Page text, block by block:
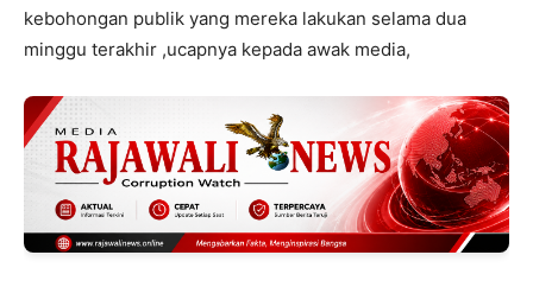
kebohongan publik yang mereka lakukan selama dua
minggu terakhir ,ucapnya kepada awak media,